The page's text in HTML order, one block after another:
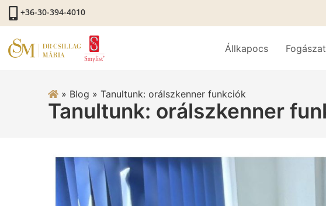
+36-30-394-4010
Állkapocs
» Blog » Tanultunk: orálszkenner funkciók
Tanultunk: orálszkenner